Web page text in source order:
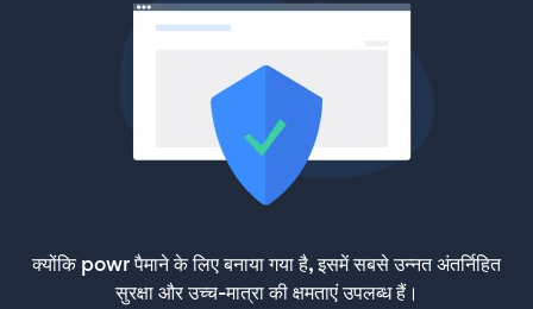
क्योंकि powr पैमाने के लिए बनाया गया है, इसमें सबसे उन्नत अंतर्निहित
सुरक्षा और उच्च-मात्रा की क्षमताएं उपलब्ध हैं।